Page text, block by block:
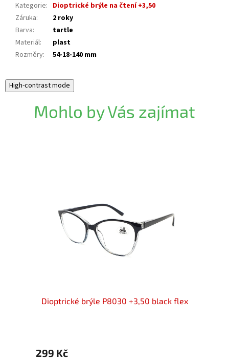
Kategorie: Dioptrické brýle na čtení +3,50
Záruka:
2 roky
Barva:
tartle
Materiál:
plast
Rozměry: 54-18-140 mm
High-contrast mode
Mohlo by Vás zajímat
Dioptrické brýle P8030 +3,50 black flex
299 Kč